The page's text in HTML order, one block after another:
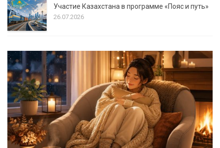
Участие Казахстана в программе «Пояс и путь»
26.07.2026